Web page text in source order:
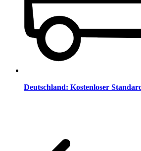
Deutschland: Kostenloser